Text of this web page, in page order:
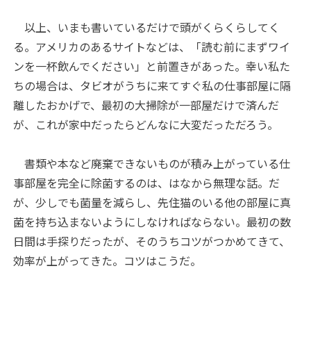
以上、いまも書いているだけで頭がくらくらしてく
る。アメリカのあるサイトなどは、「読む前にまずワイ
ンを一杯飲んでください」と前置きがあった。幸い私た
ちの場合は、タビオがうちに来てすぐ私の仕事部屋に隔
離したおかげで、最初の大掃除が一部屋だけで済んだ
が、これが家中だったらどんなに大変だっただろう。
書類や本など廃棄できないものが積み上がっている仕
事部屋を完全に除菌するのは、はなから無理な話。だ
が、少しでも菌量を減らし、先住猫のいる他の部屋に真
菌を持ち込まないようにしなければならない。最初の数
日間は手探りだったが、そのうちコツがつかめてきて、
効率が上がってきた。コツはこうだ。